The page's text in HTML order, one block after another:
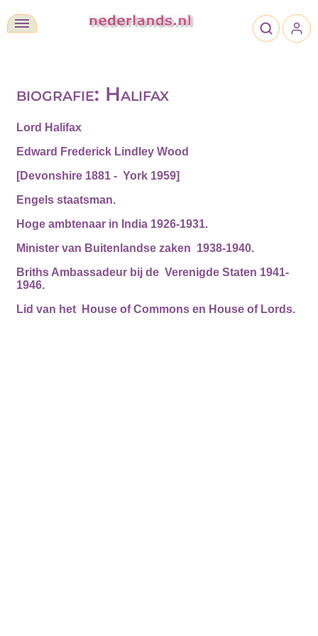
biografie: Halifax
Lord Halifax
Edward Frederick Lindley Wood
[Devonshire 1881 - York 1959]
Engels staatsman.
Hoge ambtenaar in India 1926-1931.
Minister van Buitenlandse zaken 1938-1940.
Briths Ambassadeur bij de Verenigde Staten 1941-
1946.
Lid van het House of Commons en House of Lords.